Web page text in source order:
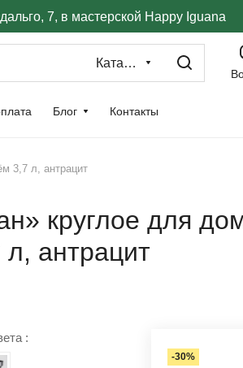
7, в мастерской Happy Iguana
Каталог
Блог Контакты
3,7 л, антрацит
круглое для
антрацит
:
-30%